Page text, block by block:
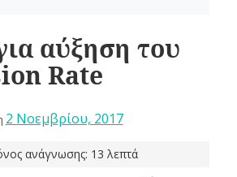
αύξηση του
Rate
2 Νοεμβρίου, 2017
ανάγνωσης: 13 λεπτά